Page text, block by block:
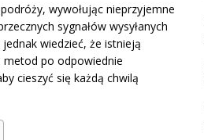
wywołując nieprzyjemne
sygnałów wysyłanych
wiedzieć, że istnieją
metod po odpowiednie
cieszyć się każdą chwilą